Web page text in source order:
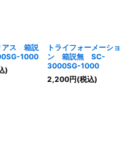
アス 箱説
1000
)
トライフォーメーショ
ン 箱説無 SC-
3000SG-1000
2,200円(税込)